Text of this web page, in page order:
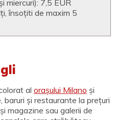
miercuri): 7,5 EUR
însoțiti de maxim 5
al orașului Milano și
baruri și restaurante la prețuri
magazine sau galerii de